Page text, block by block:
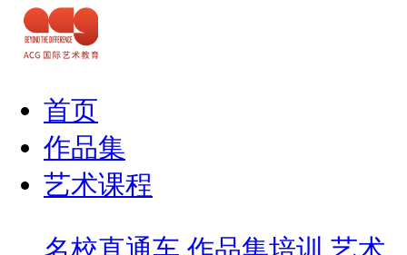
首页
作品集
艺术课程
名校直通车 作品集培训 艺术